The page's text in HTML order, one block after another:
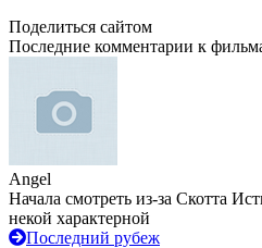
Поделиться сайтом
Последние комментарии к
Angel
Начала смотреть из-за Скотта
некой характерной
Последний рубеж